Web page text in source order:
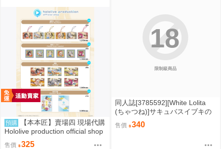
預購
【本本匠】賣場四 現場代購
Hololive production official shop
in Harajuku 原宿 和風 角巻 Zeta
售價 325
限制級商品
18
同人誌[3785592][White Lolita
(ちゃつね)]サキュバスイブキの
捕食タイム (蔚藍檔案)
售價 340